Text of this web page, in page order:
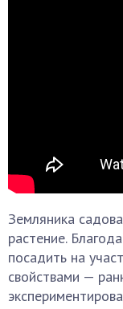
Земляника
растение.
посадить на
свойствами —